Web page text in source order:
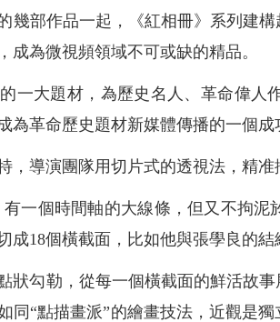
幾部作品一起，《紅相冊》系列建
為微視頻領域不可或缺的精品。
一大題材，為歷史名人、革命偉人
為革命歷史題材新媒體傳播的一個成
，導演團隊用切片式的透視法，精准
有一個時間軸的大線條，但又不拘
成18個橫截面，比如他與張學良的結
狀勾勒，從每一個橫截面的鮮活故
同“點描畫派”的繪畫技法，近觀是